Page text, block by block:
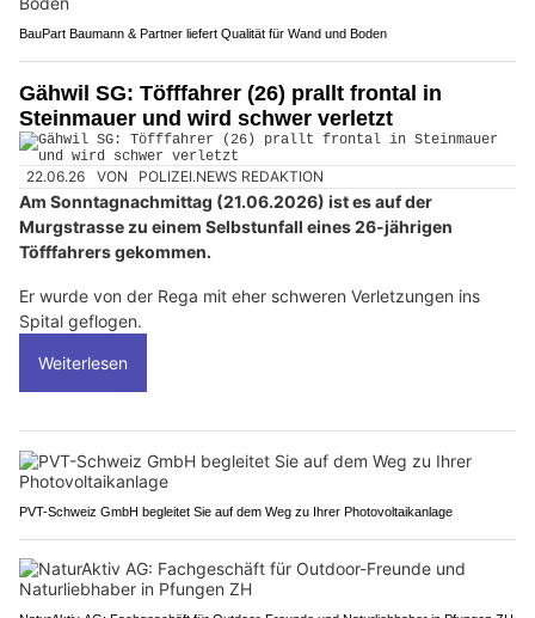
BauPart Baumann & Partner liefert Qualität für Wand und Boden
Gähwil SG: Töfffahrer (26) prallt frontal in
Steinmauer und wird schwer verletzt
22.06.26 VON POLIZEI.NEWS REDAKTION
Am Sonntagnachmittag (21.06.2026) ist es auf der
Murgstrasse zu einem Selbstunfall eines 26-jährigen
Töfffahrers gekommen.
Er wurde von der Rega mit eher schweren Verletzungen ins
Spital geflogen.
Weiterlesen
PVT-Schweiz GmbH begleitet Sie auf dem Weg zu Ihrer Photovoltaikanlage